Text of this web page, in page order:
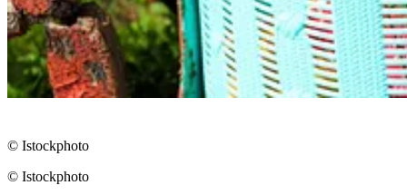
© Istockphoto
© Istockphoto